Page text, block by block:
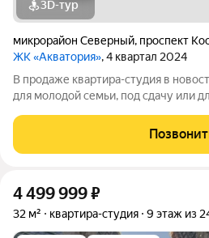
3D-тур
микрорайон Северный, проспект
ЖК «Акватория», 4 квартал 2024
В продаже квартира-студия в
для молодой семьи, под сдачу или
прихожей. Благодаря
достаточно места для кухонной зоны
4 499 999₽
32 м² квартира-студия 9 этаж из